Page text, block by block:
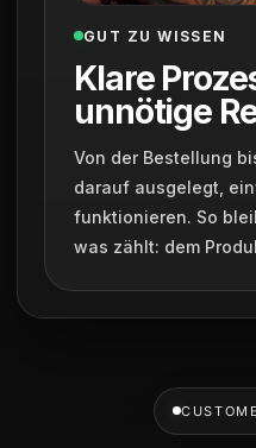
GUT ZU WISSEN
Klare
unnötige
Von der Bestellung
darauf ausgelegt,
funktionieren. So
was zählt: dem